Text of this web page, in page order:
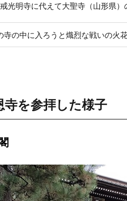
光明寺に代えて大聖寺（山形県）
寺の中に入ろうと熾烈な戦いの火
寺を参拝した様子